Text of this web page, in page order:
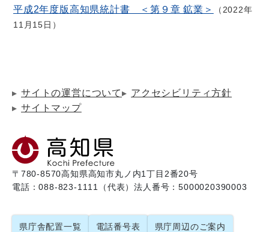
平成2年度版高知県統計書 ＜第９章 鉱業＞
2022年
11月15日
サイトの運営について
アクセシビリティ方針
サイトマップ
〒780-8570高知県高知市丸ノ内1丁目2番20号
電話：088-823-1111（代表）法人番号：5000020390003
県庁舎配置一覧 電話番号表 県庁周辺のご案内